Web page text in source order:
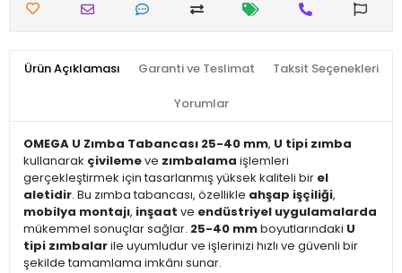
Ürün Açıklaması Garanti ve Teslimat Taksit Seçenekleri
Yorumlar
OMEGA U Zımba Tabancası 25-40 mm, U tipi zımba
kullanarak çivilemeve zımbalama işlemleri
gerçekleştirmek için tasarlanmış yüksek kaliteli bir el
aletidir. Bu zımba tabancası, özellikle ahşap işçiliği,
mobilya montajı, inşaat ve endüstriyel uygulamalarda
mükemmel sonuçlar sağlar. 25-40 mmboyutlarındaki U
tipi zımbalarile uyumludur ve işlerinizi hızlı ve güvenli bir
şekilde tamamlama imkânı sunar.